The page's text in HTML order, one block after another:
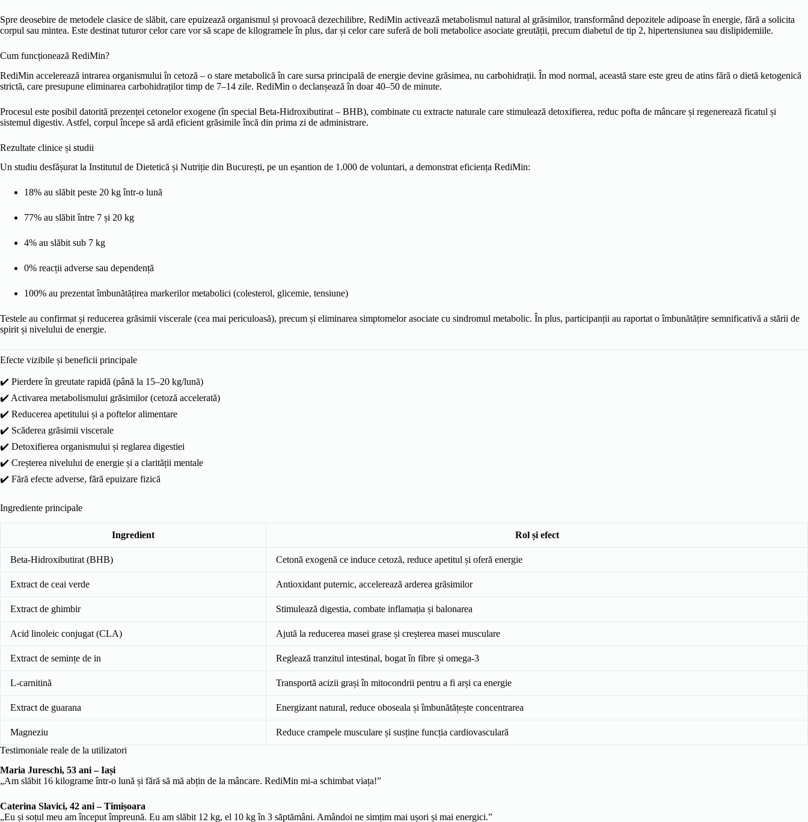
Spre deosebire de metodele clasice de slăbit, care epuizează organismul și provoacă dezechilibre, RediMin activează metabolismul natural al grăsimilor, transformând depozitele adipoase în energie, fără a solicita
corpul sau mintea. Este destinat tuturor celor care vor să scape de kilogramele în plus, dar și celor care suferă de boli metabolice asociate greutății, precum diabetul de tip 2, hipertensiunea sau dislipidemiile.
Cum funcționează RediMin?
RediMin accelerează intrarea organismului în cetoză – o stare metabolică în care sursa principală de energie devine grăsimea, nu carbohidrații. În mod normal, această stare este greu de atins fără o dietă ketogenică
strictă, care presupune eliminarea carbohidraților timp de 7–14 zile. RediMin o declanșează în doar 40–50 de minute.
Procesul este posibil datorită prezenței cetonelor exogene (în special Beta-Hidroxibutirat – BHB), combinate cu extracte naturale care stimulează detoxifierea, reduc pofta de mâncare și regenerează ficatul și
sistemul digestiv. Astfel, corpul începe să ardă eficient grăsimile încă din prima zi de administrare.
Rezultate clinice și studii
Un studiu desfășurat la Institutul de Dietetică și Nutriție din București, pe un eșantion de 1.000 de voluntari, a demonstrat eficiența RediMin:
18% au slăbit peste 20 kg într-o lună
77% au slăbit între 7 și 20 kg
4% au slăbit sub 7 kg
0% reacții adverse sau dependență
100% au prezentat îmbunătățirea markerilor metabolici (colesterol, glicemie, tensiune)
Testele au confirmat și reducerea grăsimii viscerale (cea mai periculoasă), precum și eliminarea simptomelor asociate cu sindromul metabolic. În plus, participanții au raportat o îmbunătățire semnificativă a stării de
spirit și nivelului de energie.
Efecte vizibile și beneficii principale
✔️ Pierdere în greutate rapidă (până la 15–20 kg/lună)
✔️ Activarea metabolismului grăsimilor (cetoză accelerată)
✔️ Reducerea apetitului și a poftelor alimentare
✔️ Scăderea grăsimii viscerale
✔️ Detoxifierea organismului și reglarea digestiei
✔️ Creșterea nivelului de energie și a clarității mentale
✔️ Fără efecte adverse, fără epuizare fizică
Ingrediente principale
Ingredient Rol și efect
Beta-Hidroxibutirat (BHB) Cetonă exogenă ce induce cetoză, reduce apetitul și oferă energie
Extract de ceai verde Antioxidant puternic, accelerează arderea grăsimilor
Extract de ghimbir Stimulează digestia, combate inflamația și balonarea
Acid linoleic conjugat (CLA) Ajută la reducerea masei grase și creșterea masei musculare
Extract de semințe de in Reglează tranzitul intestinal, bogat în fibre și omega-3
L-carnitină Transportă acizii grași în mitocondrii pentru a fi arși ca energie
Extract de guarana Energizant natural, reduce oboseala și îmbunătățește concentrarea
Magneziu
Reduce crampele musculare și susține funcția cardiovasculară
Testimoniale reale de la utilizatori
Maria Jureschi, 53 ani – Iași
„Am slăbit 16 kilograme într-o lună și fără să mă abțin de la mâncare. RediMin mi-a schimbat viața!”
Caterina Slavici, 42 ani – Timișoara
„Eu și soțul meu am început împreună. Eu am slăbit 12 kg, el 10 kg în 3 săptămâni. Amândoi ne simțim mai ușori și mai energici.”